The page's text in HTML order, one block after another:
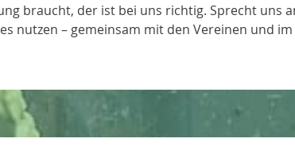
braucht, der ist bei uns richtig. Sprecht uns
nutzen – gemeinsam mit den Vereinen und im